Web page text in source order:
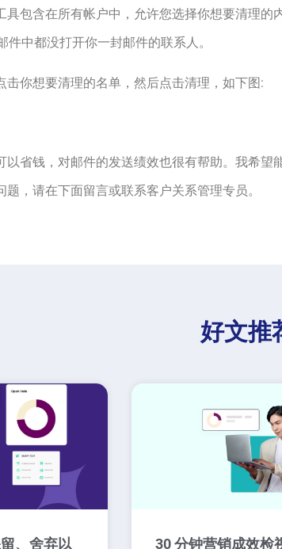
具包含在所有帐户中，允许您选择你想要清理的
件中都没打开你一封邮件的联系人。
击你想要清理的名单，然后点击清理，如下图:
以省钱，对邮件的发送绩效也很有帮助。我希望
，请在下面留言或联系客户关系管理专员。
好文推
、舍弃以 30 分钟营销成效检